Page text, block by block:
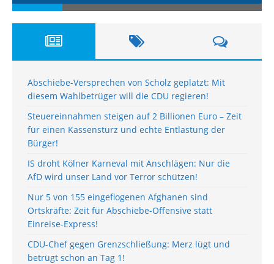
Abschiebe-Versprechen von Scholz geplatzt: Mit
diesem Wahlbetrüger will die CDU regieren!
Steuereinnahmen steigen auf 2 Billionen Euro – Zeit
für einen Kassensturz und echte Entlastung der
Bürger!
IS droht Kölner Karneval mit Anschlägen: Nur die
AfD wird unser Land vor Terror schützen!
Nur 5 von 155 eingeflogenen Afghanen sind
Ortskräfte: Zeit für Abschiebe-Offensive statt
Einreise-Express!
CDU-Chef gegen Grenzschließung: Merz lügt und
betrügt schon an Tag 1!